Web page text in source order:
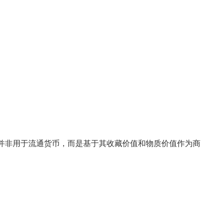
用于流通货币，而是基于其收藏价值和物质价值作为商